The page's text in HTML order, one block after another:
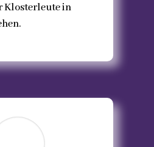
Klosterleute in